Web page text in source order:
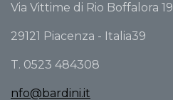
Via Vittime di Rio Boffalora 19
29121 Piacenza - Italia39
T. 0523 484308
nfo@bardini.it